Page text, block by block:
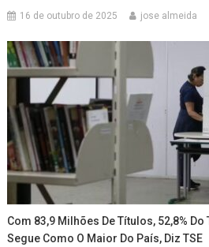
16 de outubro de 2025 jose almeida
Com 83,9 Milhões De Títulos, 52,8%
Segue Como O Maior Do País, Diz TSE